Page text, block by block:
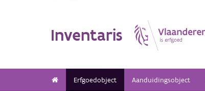
Inventaris
Erfgoedobject Aanduidingsobject